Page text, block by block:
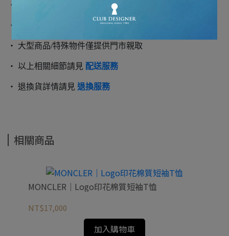
‧ 單筆滿5千享免運優惠
‧ 一般商品將於2-3個工作天內出貨
‧ 大型商品/特殊物件僅提供門市親取
‧ 以上相關細節請見 配送服務
‧ 退換貨詳情請見 退換服務
相關商品
MONCLER｜Logo印花棉質短袖T恤
NT$17,000
加入購物車